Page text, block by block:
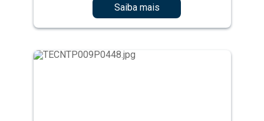
Saiba mais